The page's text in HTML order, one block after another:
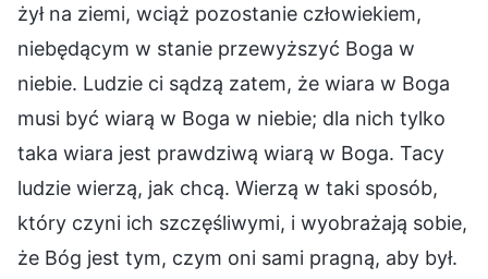
żył na ziemi, wciąż pozostanie człowiekiem,
niebędącym w stanie przewyższyć Boga w
niebie. Ludzie ci sądzą zatem, że wiara w Boga
musi być wiarą w Boga w niebie; dla nich tylko
taka wiara jest prawdziwą wiarą w Boga. Tacy
ludzie wierzą, jak chcą. Wierzą w taki sposób,
który czyni ich szczęśliwymi, i wyobrażają sobie,
że Bóg jest tym, czym oni sami pragną, aby był.